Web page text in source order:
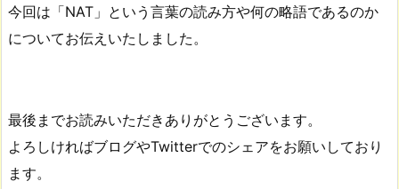
今回は「NAT」という言葉の読み方や何の略語であるのか
についてお伝えいたしました。
最後までお読みいただきありがとうございます。
よろしければブログやTwitterでのシェアをお願いしており
ます。